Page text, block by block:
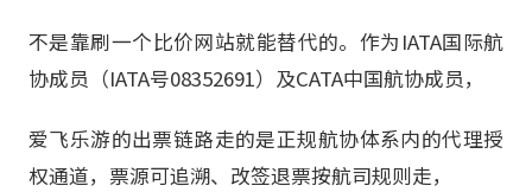
不是靠刷一个比价网站就能替代的。作为IATA国际航
协成员（IATA号08352691）及CATA中国航协成员，
爱飞乐游的出票链路走的是正规航协体系内的代理授
权通道，票源可追溯、改签退票按航司规则走，